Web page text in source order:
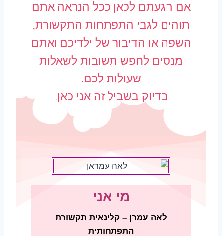
אם הגעתם לכאן ככל הנראה אתם
תוהים לגבי התפתחות התקשורת,
השפה או הדיבור של ילדיכם ואתם
מנסים לחפש תשובות לשאלות
שעולות לכם.
בדיוק בשביל זה אני כאן.
מי אני
לאה עמרן – קלינאית תקשורת
התפתחותית